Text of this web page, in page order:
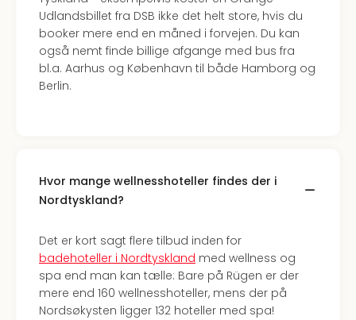
Udlandsbillet fra DSB ikke det helt store, hvis du
booker mere end en måned i forvejen. Du kan
også nemt finde billige afgange med bus fra
bl.a. Aarhus og København til både Hamborg og
Berlin.
Hvor mange wellnesshoteller findes der i
Nordtyskland?
Det er kort sagt flere tilbud inden for
badehoteller i Nordtyskland med wellness og
spa end man kan tælle: Bare på Rügen er der
mere end 160 wellnesshoteller, mens der på
Nordsøkysten ligger 132 hoteller med spa!